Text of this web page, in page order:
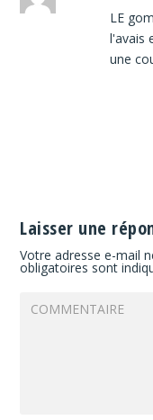
LE
l'avais
une
Laisser une
Votre adresse e-mail
obligatoires sont